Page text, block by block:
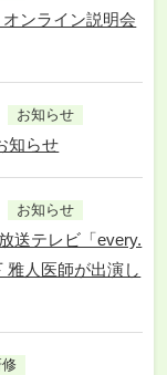
オンライン説明会
お知らせ
知らせ
お知らせ
送テレビ「every.
雅人医師が出演し